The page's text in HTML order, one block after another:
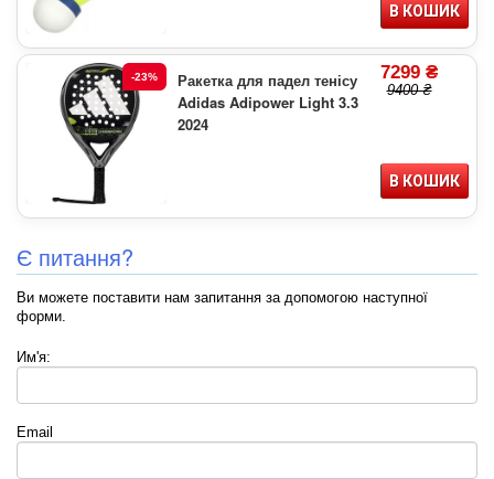
В КОШИК
-23%
Ракетка для падел тенісу
Adidas Adipower Light 3.3
2024
7299 ₴
9400 ₴
В КОШИК
Є питання?
Ви можете поставити нам запитання за допомогою наступної
форми.
Им'я:
Email